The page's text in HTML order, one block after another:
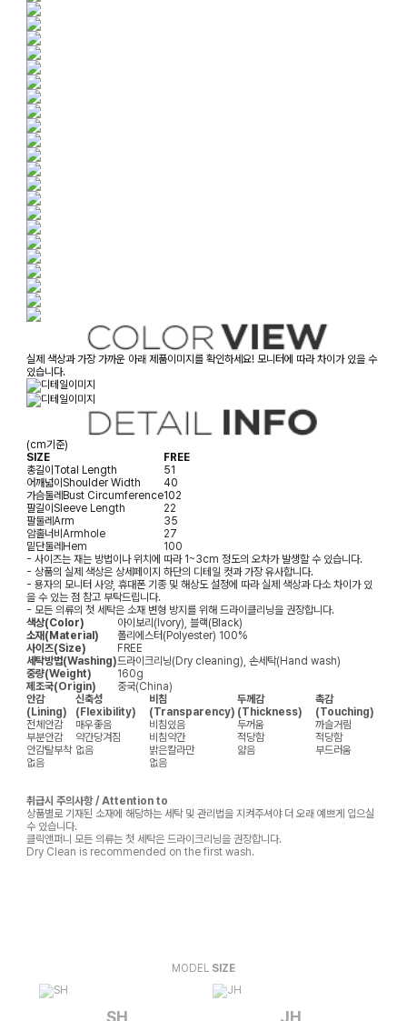
실제 색상과 가장 가까운 아래 제품이미지를 확인하세요! 모니터에 따라 차이가 있을 수
있습니다.
(cm기준)
SIZE
FREE
총길이Total Length
51
어깨넓이Shoulder Width
40
가슴둘레Bust Circumference102
팔길이Sleeve Length
22
팔둘레Arm
35
암홀너비Armhole
27
밑단둘레Hem
100
- 사이즈는 재는 방법이나 위치에 따라 1~3cm 정도의 오차가 발생할 수 있습니다.
- 상품의 실제 색상은 상세페이지 하단의 디테일 컷과 가장 유사합니다.
- 용자의 모니터 사양, 휴대폰 기종 및 해상도 설정에 따라 실제 색상과 다소 차이가 있
을 수 있는 점 참고 부탁드립니다.
- 모든 의류의 첫 세탁은 소재 변형 방지를 위해 드라이클리닝을 권장합니다.
색상(Color)
아이보리(Ivory), 블랙(Black)
소재(Material)
폴리에스터(Polyester) 100%
사이즈(Size)
FREE
세탁방법(Washing)드라이크리닝(Dry cleaning), 손세탁(Hand wash)
중량(Weight)
160g
제조국(Origin)
중국(China)
안감
(Lining)
신축성
(Flexibility)
비침
(Transparency)
두께감
(Thickness)
촉감
(Touching)
전체안감
매우좋음 비침있음 두꺼움
까슬거림
부분안감
약간당겨짐 비침약간 적당함
적당함
안감탈부착 없음 밝은칼라만 얇음
부드러움
없음
없음
취급시 주의사항 / Attention to
상품별로 기재된 소재에 해당하는 세탁 및 관리법을 지켜주셔야 더 오래 예쁘게 입으실
수 있습니다.
클릭앤퍼니 모든 의류는 첫 세탁은 드라이크리닝을 권장합니다.
Dry Clean is recommended on the first wash.
MODEL SIZE
SH JH